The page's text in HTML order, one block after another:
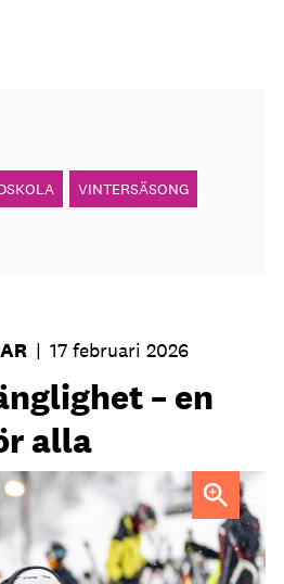
VINTERSÄSONG
| 17 februari 2026
– en
alla